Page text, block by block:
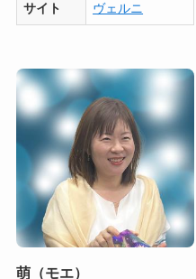
サイト ヴェルニ
萌（モエ）